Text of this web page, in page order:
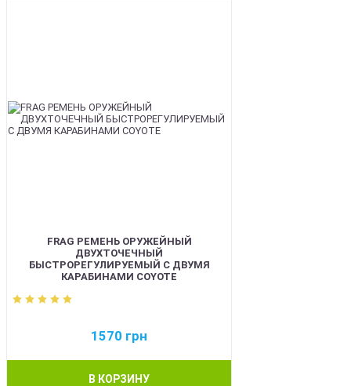
FRAG РЕМЕНЬ ОРУЖЕЙНЫЙ
ДВУХТОЧЕЧНЫЙ
БЫСТРОРЕГУЛИРУЕМЫЙ С ДВУМЯ
КАРАБИНАМИ COYOTE
1570 грн
В КОРЗИНУ